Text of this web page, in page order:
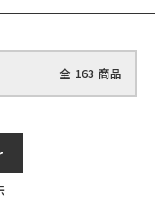
全 163 商品